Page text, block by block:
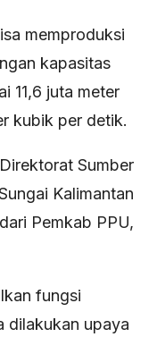
memproduksi
kapasitas
11,6 juta meter
kubik per detik.
Sumber
Kalimantan
Pemkab PPU,
fungsi
dilakukan upaya